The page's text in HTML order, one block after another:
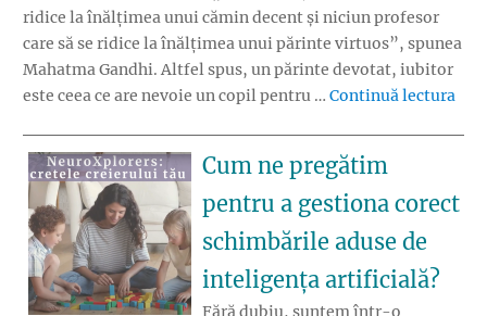
ridice la înălțimea unui cămin decent și niciun profesor
care să se ridice la înălțimea unui părinte virtuos”, spunea
Mahatma Gandhi. Altfel spus, un părinte devotat, iubitor
este ceea ce are nevoie un copil pentru … Continuă lectura
Cum ne pregătim
pentru a gestiona corect
schimbările aduse de
inteligența artificială?